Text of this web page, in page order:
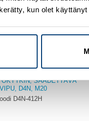
kun olet
SÄÄDETTÄVÄ
D4N, M20
D4N-412H